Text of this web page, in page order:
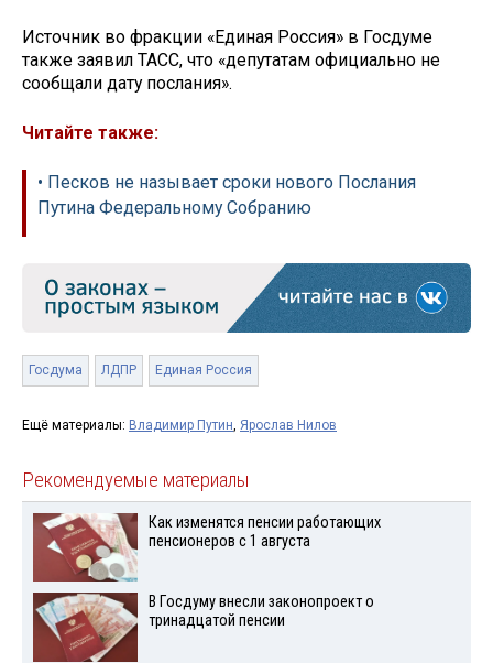
Источник во фракции «Единая Россия» в Госдуме
также заявил ТАСС, что «депутатам официально не
сообщали дату послания».
Читайте также:
• Песков не называет сроки нового Послания
Путина Федеральному Собранию
Госдума ЛДПР Единая Россия
Ещё материалы: Владимир Путин Ярослав Нилов
Рекомендуемые материалы
Как изменятся пенсии работающих
пенсионеров с 1 августа
В Госдуму внесли законопроект о
тринадцатой пенсии